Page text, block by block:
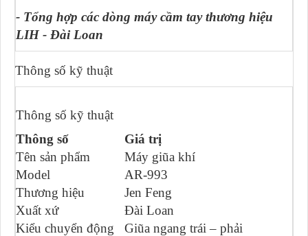
- Tổng hợp các dòng máy cầm tay thương hiệu
LIH - Đài Loan
Thông số kỹ thuật
Thông số kỹ thuật
Thông số
Giá trị
Tên sản phẩm
Máy giũa khí
Model
AR-993
Thương hiệu
Jen Feng
Xuất xứ
Đài Loan
Kiểu chuyển động
Giũa ngang trái – phải